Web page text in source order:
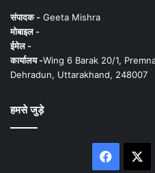
संपादक - Geeta Mishra
मोबाइल -
ईमेल -
कार्यालय -Wing 6 Barak 20/1,
Dehradun, Uttarakhand, 248007
हमसे जुड़े